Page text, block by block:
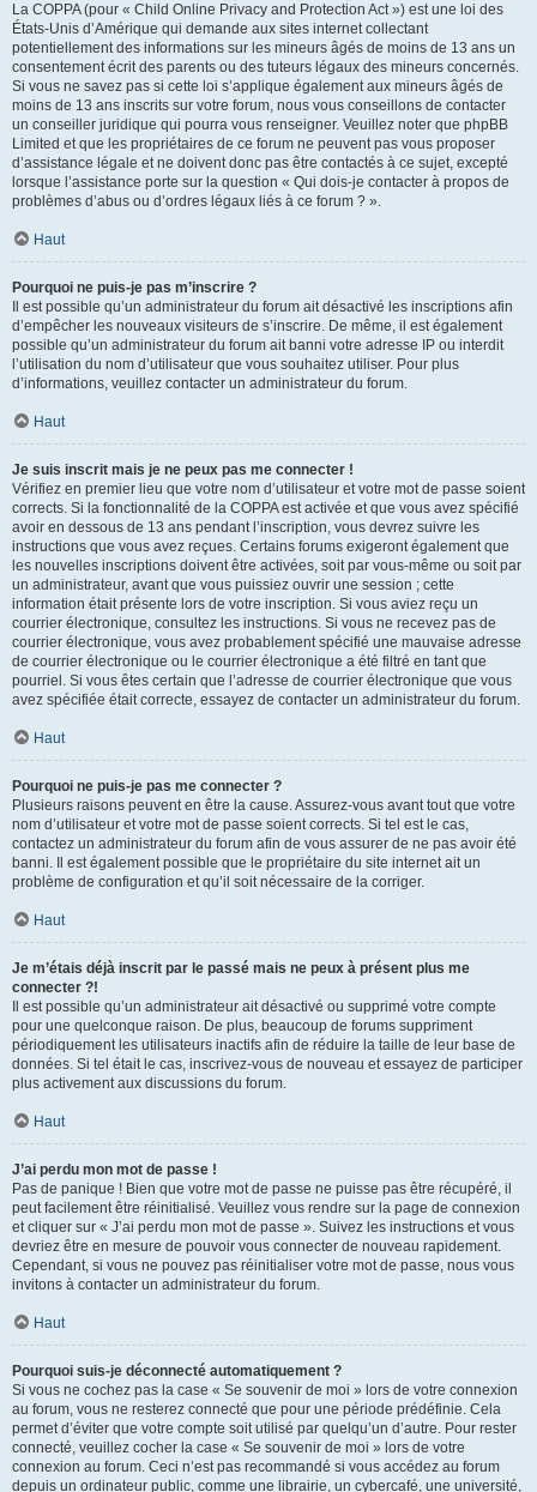
La COPPA (pour « Child Online Privacy and Protection Act ») est une loi des
États-Unis d’Amérique qui demande aux sites internet collectant
potentiellement des informations sur les mineurs âgés de moins de 13 ans un
consentement écrit des parents ou des tuteurs légaux des mineurs concernés.
Si vous ne savez pas si cette loi s’applique également aux mineurs âgés de
moins de 13 ans inscrits sur votre forum, nous vous conseillons de contacter
un conseiller juridique qui pourra vous renseigner. Veuillez noter que phpBB
Limited et que les propriétaires de ce forum ne peuvent pas vous proposer
d’assistance légale et ne doivent donc pas être contactés à ce sujet, excepté
lorsque l’assistance porte sur la question « Qui dois-je contacter à propos de
problèmes d’abus ou d’ordres légaux liés à ce forum ? ».
Haut
Pourquoi ne puis-je pas m’inscrire ?
Il est possible qu’un administrateur du forum ait désactivé les inscriptions afin
d’empêcher les nouveaux visiteurs de s’inscrire. De même, il est également
possible qu’un administrateur du forum ait banni votre adresse IP ou interdit
l’utilisation du nom d’utilisateur que vous souhaitez utiliser. Pour plus
d’informations, veuillez contacter un administrateur du forum.
Haut
Je suis inscrit mais je ne peux pas me connecter !
Vérifiez en premier lieu que votre nom d’utilisateur et votre mot de passe soient
corrects. Si la fonctionnalité de la COPPA est activée et que vous avez spécifié
avoir en dessous de 13 ans pendant l’inscription, vous devrez suivre les
instructions que vous avez reçues. Certains forums exigeront également que
les nouvelles inscriptions doivent être activées, soit par vous-même ou soit par
un administrateur, avant que vous puissiez ouvrir une session ; cette
information était présente lors de votre inscription. Si vous aviez reçu un
courrier électronique, consultez les instructions. Si vous ne recevez pas de
courrier électronique, vous avez probablement spécifié une mauvaise adresse
de courrier électronique ou le courrier électronique a été filtré en tant que
pourriel. Si vous êtes certain que l’adresse de courrier électronique que vous
avez spécifiée était correcte, essayez de contacter un administrateur du forum.
Haut
Pourquoi ne puis-je pas me connecter ?
Plusieurs raisons peuvent en être la cause. Assurez-vous avant tout que votre
nom d’utilisateur et votre mot de passe soient corrects. Si tel est le cas,
contactez un administrateur du forum afin de vous assurer de ne pas avoir été
banni. Il est également possible que le propriétaire du site internet ait un
problème de configuration et qu’il soit nécessaire de la corriger.
Haut
Je m’étais déjà inscrit par le passé mais ne peux à présent plus me
connecter ?!
Il est possible qu’un administrateur ait désactivé ou supprimé votre compte
pour une quelconque raison. De plus, beaucoup de forums suppriment
périodiquement les utilisateurs inactifs afin de réduire la taille de leur base de
données. Si tel était le cas, inscrivez-vous de nouveau et essayez de participer
plus activement aux discussions du forum.
Haut
J’ai perdu mon mot de passe !
Pas de panique ! Bien que votre mot de passe ne puisse pas être récupéré, il
peut facilement être réinitialisé. Veuillez vous rendre sur la page de connexion
et cliquer sur « J’ai perdu mon mot de passe ». Suivez les instructions et vous
devriez être en mesure de pouvoir vous connecter de nouveau rapidement.
Cependant, si vous ne pouvez pas réinitialiser votre mot de passe, nous vous
invitons à contacter un administrateur du forum.
Haut
Pourquoi suis-je déconnecté automatiquement ?
Si vous ne cochez pas la case « Se souvenir de moi » lors de votre connexion
au forum, vous ne resterez connecté que pour une période prédéfinie. Cela
permet d’éviter que votre compte soit utilisé par quelqu’un d’autre. Pour rester
connecté, veuillez cocher la case « Se souvenir de moi » lors de votre
connexion au forum. Ceci n’est pas recommandé si vous accédez au forum
depuis un ordinateur public, comme une librairie, un cybercafé, une université,